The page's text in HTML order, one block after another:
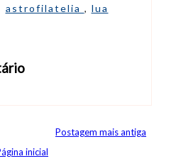
astrofilatelia , lua
Postagem mais antiga
inicial